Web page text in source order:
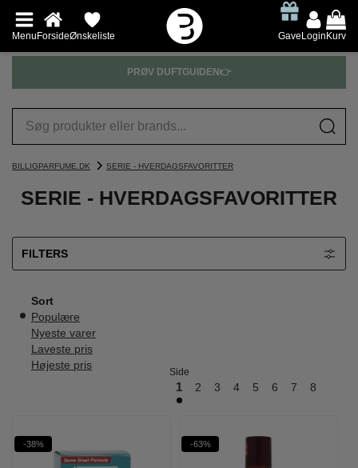
MenuForsideØnskeliste GaveLoginKurv
PRØV DUFTGUIDEN👉
BILLIGPARFUME.DK SERIE - HVERDAGSFAVORITTER
SERIE - HVERDAGSFAVORITTER
FILTERS
Sort
Populære
Nyeste varer
Laveste pris
Højeste pris
Side
1 2 3 4 5 6 7 8
-38% -63%